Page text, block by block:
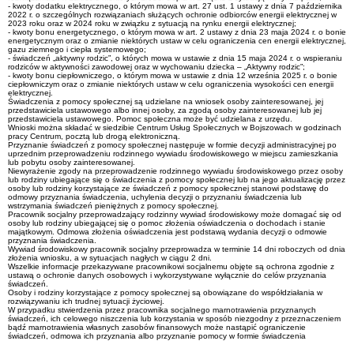
- kwoty dodatku elektrycznego, o którym mowa w art. 27 ust. 1 ustawy z dnia 7 października
2022 r. o szczególnych rozwiązaniach służących ochronie odbiorców energii elektrycznej w
2023 roku oraz w 2024 roku w związku z sytuacją na rynku energii elektrycznej;
- kwoty bonu energetycznego, o którym mowa w art. 2 ustawy z dnia 23 maja 2024 r. o bonie
energetycznym oraz o zmianie niektórych ustaw w celu ograniczenia cen energii elektrycznej,
gazu ziemnego i ciepła systemowego;
- świadczeń „aktywny rodzic”, o których mowa w ustawie z dnia 15 maja 2024 r. o wspieraniu
rodziców w aktywności zawodowej oraz w wychowaniu dziecka – „Aktywny rodzic”;
- kwoty bonu ciepłowniczego, o którym mowa w ustawie z dnia 12 września 2025 r. o bonie
ciepłowniczym oraz o zmianie niektórych ustaw w celu ograniczenia wysokości cen energii
elektrycznej.
Świadczenia z pomocy społecznej są udzielane na wniosek osoby zainteresowanej, jej
przedstawiciela ustawowego albo innej osoby, za zgodą osoby zainteresowanej lub jej
przedstawiciela ustawowego. Pomoc społeczna może być udzielana z urzędu.
Wnioski można składać w siedzibie Centrum Usług Społecznych w Bojszowach w godzinach
pracy Centrum, pocztą lub drogą elektroniczną.
Przyznanie świadczeń z pomocy społecznej następuje w formie decyzji administracyjnej po
uprzednim przeprowadzeniu rodzinnego wywiadu środowiskowego w miejscu zamieszkania
lub pobytu osoby zainteresowanej.
Niewyrażenie zgody na przeprowadzenie rodzinnego wywiadu środowiskowego przez osoby
lub rodziny ubiegające się o świadczenia z pomocy społecznej lub na jego aktualizację przez
osoby lub rodziny korzystające ze świadczeń z pomocy społecznej stanowi podstawę do
odmowy przyznania świadczenia, uchylenia decyzji o przyznaniu świadczenia lub
wstrzymania świadczeń pieniężnych z pomocy społecznej.
Pracownik socjalny przeprowadzający rodzinny wywiad środowiskowy może domagać się od
osoby lub rodziny ubiegającej się o pomoc złożenia oświadczenia o dochodach i stanie
majątkowym. Odmowa złożenia oświadczenia jest podstawą wydania decyzji o odmowie
przyznania świadczenia.
Wywiad środowiskowy pracownik socjalny przeprowadza w terminie 14 dni roboczych od dnia
złożenia wniosku, a w sytuacjach nagłych w ciągu 2 dni.
Wszelkie informacje przekazywane pracownikowi socjalnemu objęte są ochrona zgodnie z
ustawą o ochronie danych osobowych i wykorzystywane wyłącznie do celów przyznania
świadczeń.
Osoby i rodziny korzystające z pomocy społecznej są obowiązane do współdziałania w
rozwiązywaniu ich trudnej sytuacji życiowej.
W przypadku stwierdzenia przez pracownika socjalnego marnotrawienia przyznanych
świadczeń, ich celowego niszczenia lub korzystania w sposób niezgodny z przeznaczeniem
bądź marnotrawienia własnych zasobów finansowych może nastąpić ograniczenie
świadczeń, odmowa ich przyznania albo przyznanie pomocy w formie świadczenia